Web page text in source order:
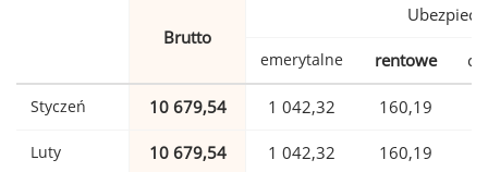
Brutto
emerytalne rentowe
Styczeń 10 679,54 1 042,32 160,19
Luty 10 679,54 1 042,32 160,19